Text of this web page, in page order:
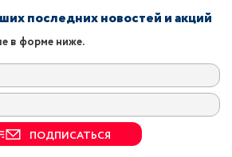
последних новостей и акций
в форме ниже.
ПОДПИСАТЬСЯ